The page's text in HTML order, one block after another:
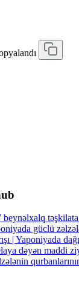
təşkilata
güclü
| Yaponiyada
dəyən maddi